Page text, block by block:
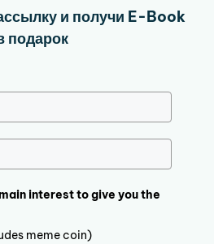
и получи E-Book
подарок
interest to give you the
meme coin)